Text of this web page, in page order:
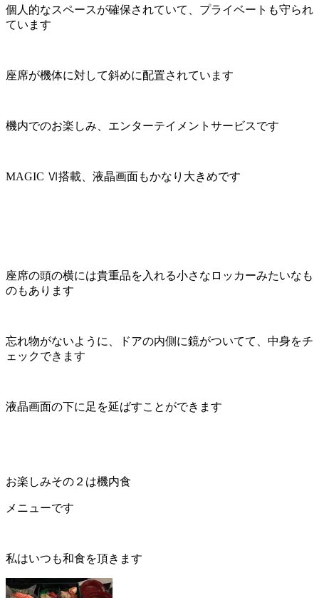
個人的なスペースが確保されていて、プライベートも守られ
ています
座席が機体に対して斜めに配置されています
機内でのお楽しみ、エンターテイメントサービスです
MAGIC Ⅵ搭載、液晶画面もかなり大きめです
座席の頭の横には貴重品を入れる小さなロッカーみたいなも
のもあります
忘れ物がないように、ドアの内側に鏡がついてて、中身をチ
ェックできます
液晶画面の下に足を延ばすことができます
お楽しみその２は機内食
メニューです
私はいつも和食を頂きます